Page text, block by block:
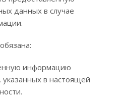
данных в случае
информацию
в настоящей